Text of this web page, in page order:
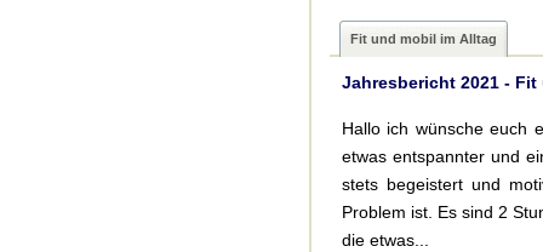
Fit und mobil im Alltag
Jahresbericht 2021 -
Hallo ich wünsche euch
etwas entspannter und
stets begeistert und
Problem ist. Es sind 2
die etwas...